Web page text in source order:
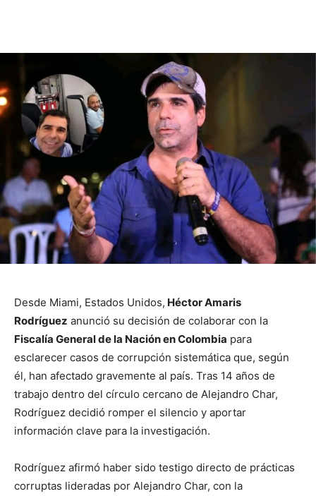
Desde Miami, Estados Unidos, Héctor Amaris
Rodríguez anunció su decisión de colaborar con la
Fiscalía General de la Nación en Colombia para
esclarecer casos de corrupción sistemática que, según
él, han afectado gravemente al país. Tras 14 años de
trabajo dentro del círculo cercano de Alejandro Char,
Rodríguez decidió romper el silencio y aportar
información clave para la investigación.
Rodríguez afirmó haber sido testigo directo de prácticas
corruptas lideradas por Alejandro Char, con la